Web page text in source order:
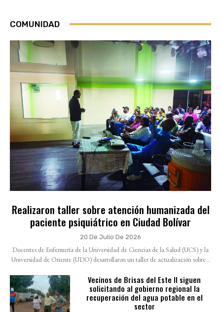
COMUNIDAD
Realizaron taller sobre atención humanizada del
paciente psiquiátrico en Ciudad Bolívar
20 De Julio De 2026
Docentes de Enfermería de la Universidad de Ciencias de la Salud (UCS) y la
Universidad de Oriente (UDO) desarrollaron un taller de actualización sobre...
Vecinos de Brisas del Este II siguen
solicitando al gobierno regional la
recuperación del agua potable en el
sector